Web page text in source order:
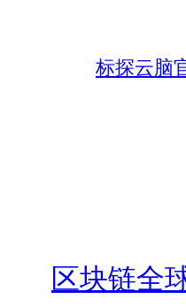
标探云脑
区块链全